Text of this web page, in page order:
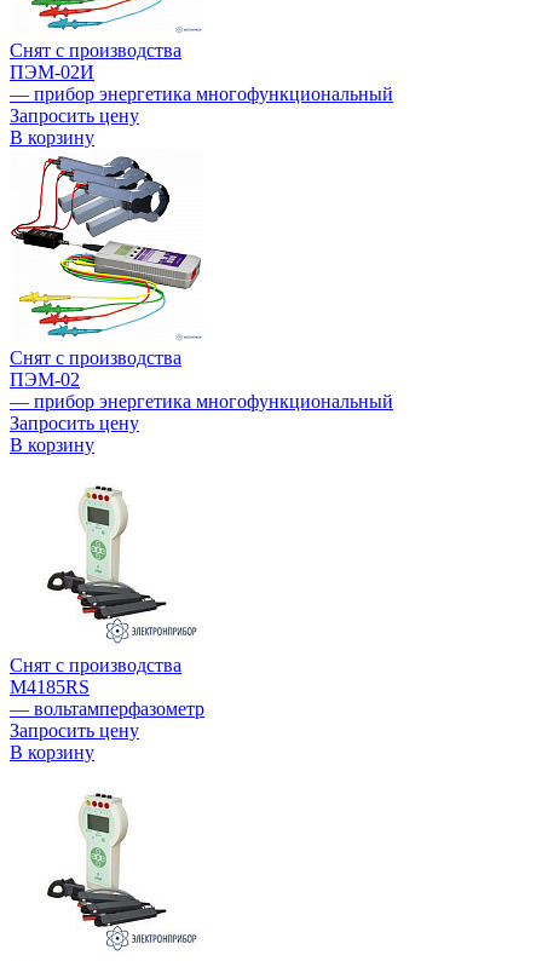
Снят с производства
ПЭМ-02И
— прибор энергетика многофункциональный
Запросить цену
В корзину
Снят с производства
ПЭМ-02
— прибор энергетика многофункциональный
Запросить цену
В корзину
Снят с производства
М4185RS
— вольтамперфазометр
Запросить цену
В корзину